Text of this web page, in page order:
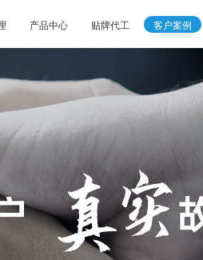
产品中心 贴牌代工 客户案例